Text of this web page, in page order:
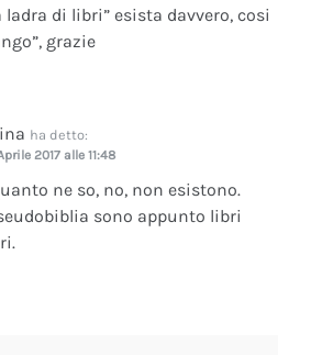
di libri” esista davvero, cosi
grazie
ha detto:
2017 alle 11:48
ne so, no, non esistono.
sono appunto libri